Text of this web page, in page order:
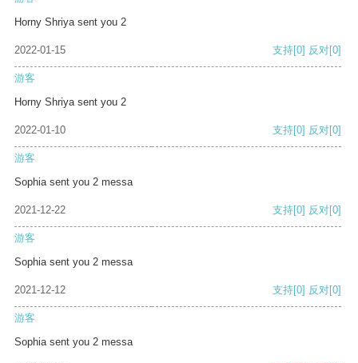
Horny Shriya sent you 2
2022-01-15 支持[0] 反对[0]
游客
Horny Shriya sent you 2
2022-01-10 支持[0] 反对[0]
游客
Sophia sent you 2 messa
2021-12-22 支持[0] 反对[0]
游客
Sophia sent you 2 messa
2021-12-12 支持[0] 反对[0]
游客
Sophia sent you 2 messa